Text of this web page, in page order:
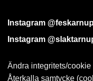
Instagram
Instagram
Ändra integritets/
Återkalla samtycke